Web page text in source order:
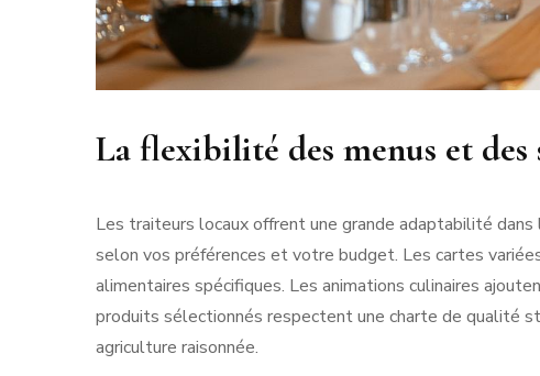
La flexibilité des menus et des
Les traiteurs locaux offrent une grande adaptabilité
selon vos préférences et votre budget. Les cartes
alimentaires spécifiques. Les animations culinaires
produits sélectionnés respectent une charte de qualité
agriculture raisonnée.